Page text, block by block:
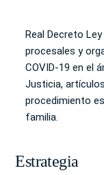
Real Decreto
procesales y
COVID-19 en el
Justicia,
procedimiento
familia.
Estrategia